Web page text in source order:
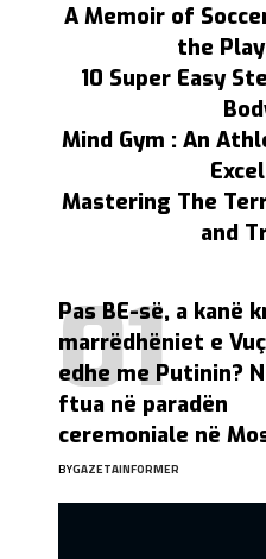
A Memoir of
the
10 Super Easy
Mind Gym : An
Mastering The
and
Pas BE-së, a kanë
marrëdhëniet e
edhe me Putinin?
ftua në paradën
ceremoniale në
BYGAZETAINFORMER